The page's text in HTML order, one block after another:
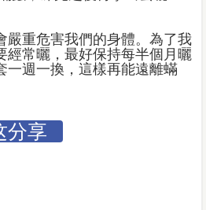
嚴重危害我們的身體。為了我
經常曬，最好保持每半個月曬
一週一換，這樣再能遠離蟎
分享